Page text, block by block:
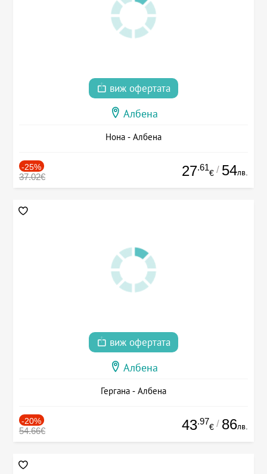
виж офертата
Албена
Нона - Албена
-25%
37.02€ 27.61
€ / 54лв.
виж офертата
Албена
Гергана - Албена
-20%
54.66€ 43.97
€ / 86лв.